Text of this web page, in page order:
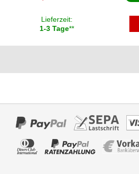
Lieferzeit:
1-3 Tage**